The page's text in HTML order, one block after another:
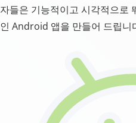
자들은 기능적이고 시각적으로
인 Android 앱을 만들어 드립니